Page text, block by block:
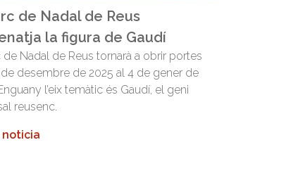
de Nadal de Reus
la figura de Gaudí
de Nadal de Reus tornarà a obrir portes
desembre de 2025 al 4 de gener de
l’eix temàtic és Gaudí, el geni
reusenc.